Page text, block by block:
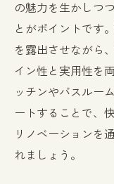
の魅力を生かしつ
とがポイントです
を露出させながら
イン性と実用性を
ッチンやバスルー
ートすることで、
リノベーションを
れましょう。